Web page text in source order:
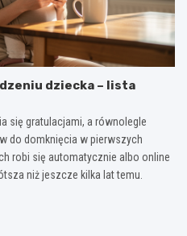
dziecka – lista
się gratulacjami, a równolegle
do domknięcia w pierwszych
robi się automatycznie albo online
niż jeszcze kilka lat temu.